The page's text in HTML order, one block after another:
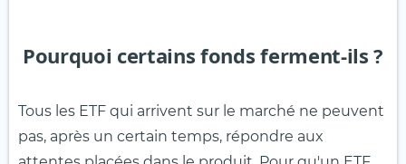
Pourquoi certains fonds ferment-ils ?
Tous les ETF qui arrivent sur le marché ne peuvent
pas, après un certain temps, répondre aux